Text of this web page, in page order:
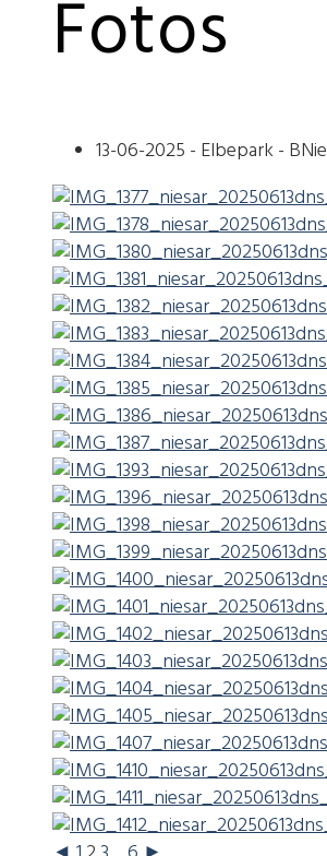
Fotos
13-06-2025 - Elbepark - BNie